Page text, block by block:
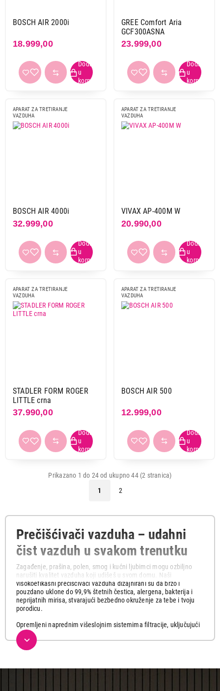
BOSCH AIR 2000i
18.999,00
GREE Comfort Aria
GCF300ASNA
23.999,00
APARAT ZA TRETIRANJE
VAZDUHA
BOSCH AIR 4000i
32.999,00
APARAT ZA TRETIRANJE
VAZDUHA
VIVAX AP-400M W
20.990,00
APARAT ZA TRETIRANJE
VAZDUHA
STADLER FORM ROGER
LITTLE crna
37.990,00
APARAT ZA TRETIRANJE
VAZDUHA
BOSCH AIR 500
12.999,00
Prikazano 1 do 24 od ukupno 44 (2 stranica)
1
2
Prečišćivači vazduha – udahni
čist vazduh u svakom trenutku
Zagađenje, prašina, polen, smog i kućni ljubimci mogu ozbiljno
narušiti kvalitet vazduha koji udišeš u svom domu. Naši
visokoefikasni prečišćivači vazduha dizajnirani su da brzo i
pouzdano uklone do 99,9% štetnih čestica, alergena, bakterija i
neprijatnih mirisa, stvarajući bezbedno okruženje za tebe i tvoju
porodicu.
Opremljeni naprednim višeslojnim sistemima filtracije, uključujući
HEPA i filtere sa aktivnim ugljem, ovi uređaji kontinuirano prate
kvalitet vazduha u prostoriji i automatski prilagođavaju svoj rad.
Tihi noćni režim, pametno upravljanje putem aplikacije i moderan